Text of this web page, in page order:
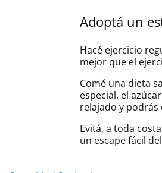
Adoptá un
Hacé ejercicio
mejor que el
Comé una dieta
especial, el
relajado y
Evitá, a toda
un escape fácil